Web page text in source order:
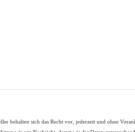
behalten sich das Recht vor, jederzeit und ohne